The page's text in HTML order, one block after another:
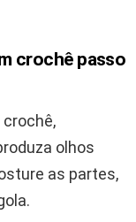
crochê passo
olhos
as partes,